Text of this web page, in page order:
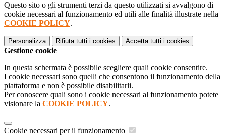
Questo sito o gli strumenti terzi da questo utilizzati si avvalgono di
cookie necessari al funzionamento ed utili alle finalità illustrate nella
COOKIE POLICY.
Personalizza Rifiuta tutti i cookies Accetta tutti i cookies
Gestione cookie
In questa schermata è possibile scegliere quali cookie consentire.
I cookie necessari sono quelli che consentono il funzionamento della
piattaforma e non è possibile disabilitarli.
Per conoscere quali sono i cookie necessari al funzionamento potete
visionare la COOKIE POLICY.
Cookie necessari per il funzionamento